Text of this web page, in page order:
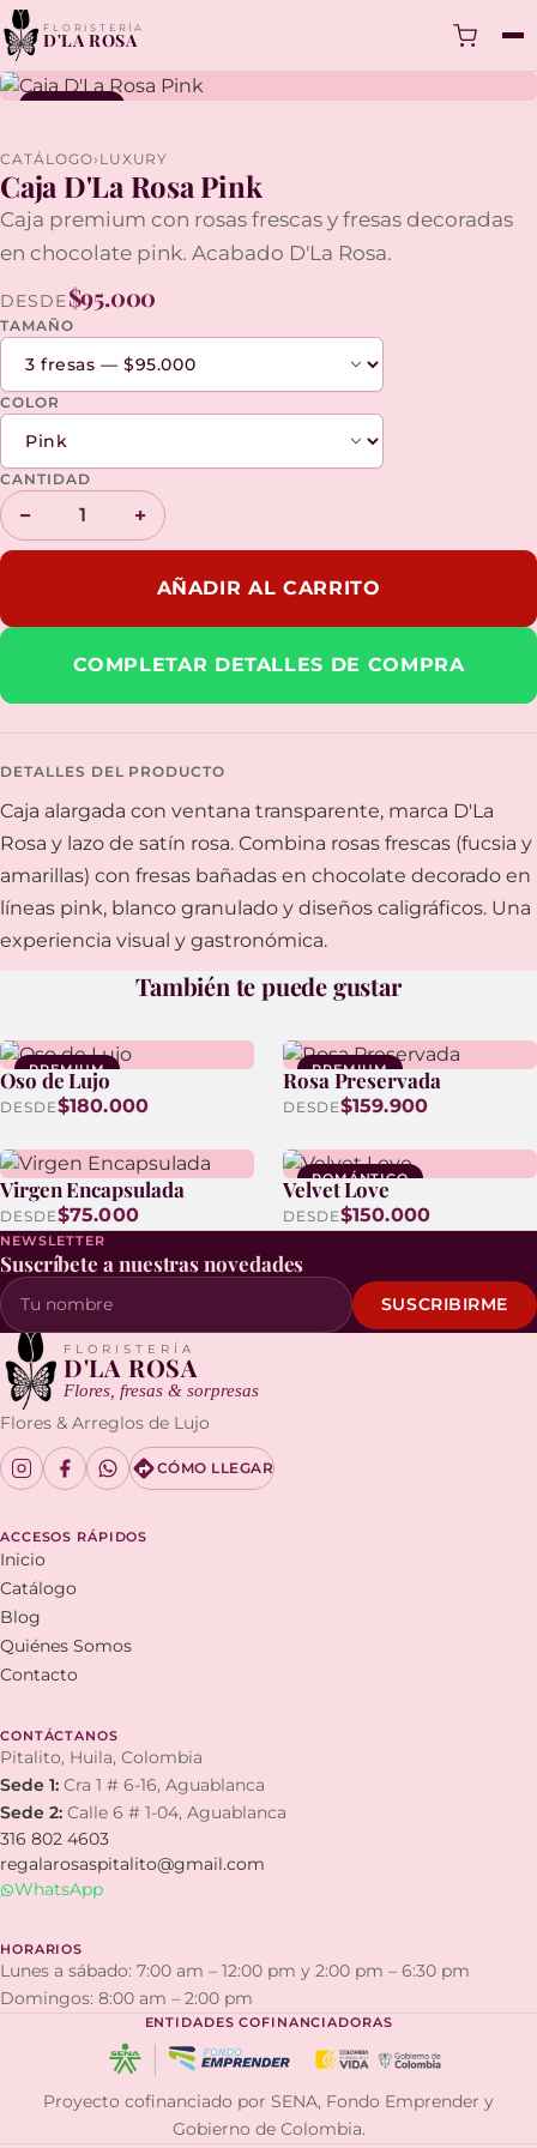
FLORISTERÍA
D'LA ROSA
PREMIUM
CATÁLOGO› LUXURY
Caja D'La Rosa Pink
Caja premium con rosas frescas y fresas decoradas
en chocolate pink. Acabado D'La Rosa.
DESDE$95.000
TAMAÑO
COLOR
CANTIDAD
− +
AÑADIR AL CARRITO
COMPLETAR DETALLES DE COMPRA
DETALLES DEL PRODUCTO
Caja alargada con ventana transparente, marca D'La
Rosa y lazo de satín rosa. Combina rosas frescas (fucsia y
amarillas) con fresas bañadas en chocolate decorado en
líneas pink, blanco granulado y diseños caligráficos. Una
experiencia visual y gastronómica.
También te puede gustar
PREMIUM
Oso de Lujo
DESDE$180.000
PREMIUM
DURA +3 AÑOS
Rosa Preservada
DESDE$159.900
Virgen Encapsulada
DESDE$75.000
ROMÁNTICO
Velvet Love
DESDE$150.000
NEWSLETTER
Suscríbete a nuestras novedades
Tu nombre
SUSCRIBIRME
FLORISTERÍA
D'LA ROSA
Flores, fresas & sorpresas
Flores & Arreglos de Lujo
CÓMO LLEGAR
ACCESOS RÁPIDOS
Inicio
Catálogo
Blog
Quiénes Somos
Contacto
CONTÁCTANOS
Pitalito, Huila, Colombia
Sede 1: Cra 1 # 6-16, Aguablanca
Sede 2: Calle 6 # 1-04, Aguablanca
316 802 4603
regalarosaspitalito@gmail.com
WhatsApp
HORARIOS
Lunes a sábado: 7:00 am – 12:00 pm y 2:00 pm – 6:30 pm
Domingos: 8:00 am – 2:00 pm
ENTIDADES COFINANCIADORAS
Proyecto cofinanciado por SENA, Fondo Emprender y
Gobierno de Colombia.